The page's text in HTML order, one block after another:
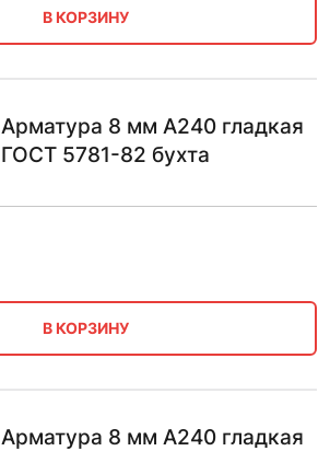
В КОРЗИНУ
Арматура 8 мм А240 гладкая
ГОСТ 5781-82 бухта
В КОРЗИНУ
Арматура 8 мм А240 гладкая